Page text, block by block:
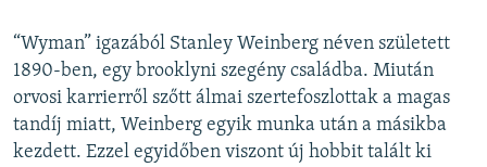
“Wyman” igazából Stanley Weinberg néven született
1890-ben, egy brooklyni szegény családba. Miután
orvosi karrierről szőtt álmai szertefoszlottak a magas
tandíj miatt, Weinberg egyik munka után a másikba
kezdett. Ezzel egyidőben viszont új hobbit talált ki